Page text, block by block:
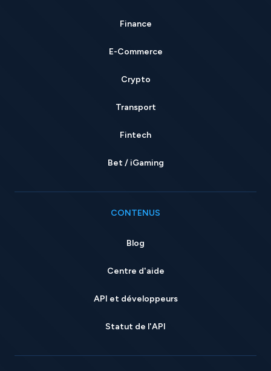
Finance
E-Commerce
Crypto
Transport
Fintech
Bet / iGaming
CONTENUS
Blog
Centre d'aide
API et développeurs
Statut de l'API